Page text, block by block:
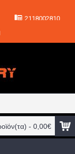
2118002810
- 0,00€